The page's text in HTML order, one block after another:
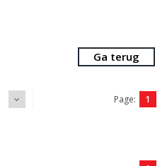
Ga terug
Page: 1